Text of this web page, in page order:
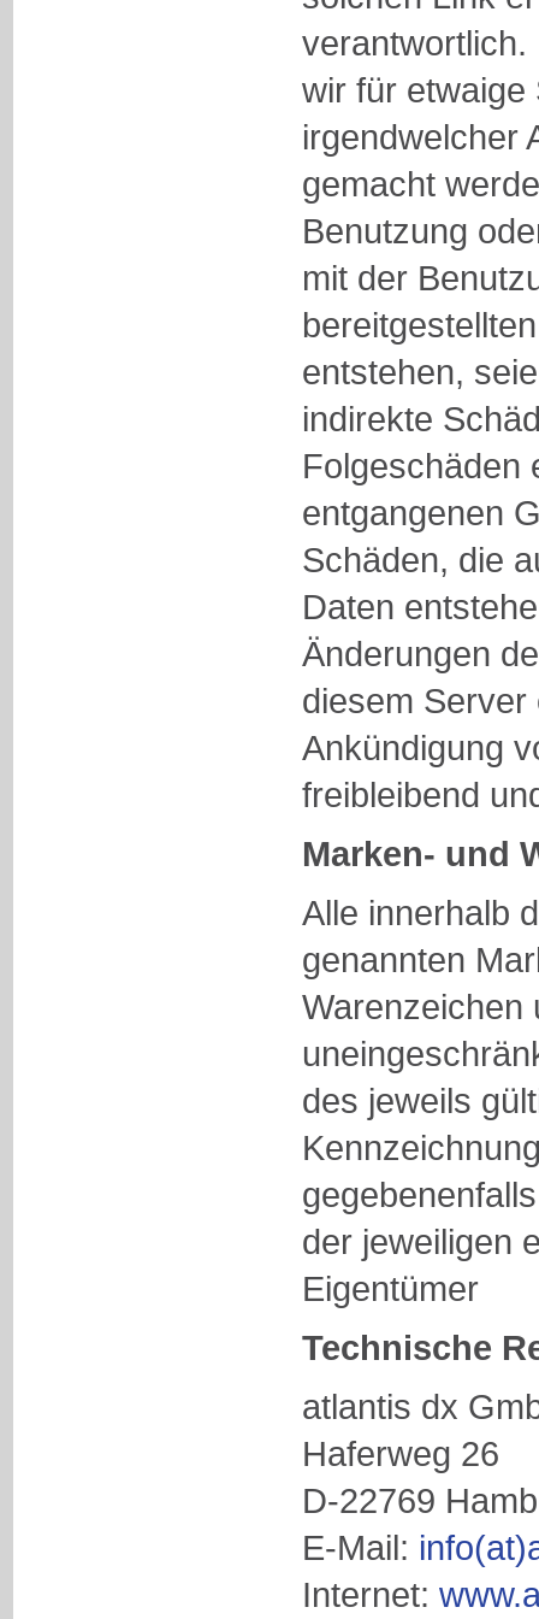
verantwortlich.
wir für etwaige
irgendwelcher
gemacht
Benutzung
mit der
entstehen,
indirekte
Folgeschäden
entgangenen
Schäden, die
Daten
Änderungen
diesem
Ankündigung
freibleibend
Marken- und
Alle innerhalb
genannten
Warenzeichen
des jeweils
der jeweiligen
Eigentümer
Technische
atlantis dx
Haferweg 26
D-22769
E-Mail:
Internet: